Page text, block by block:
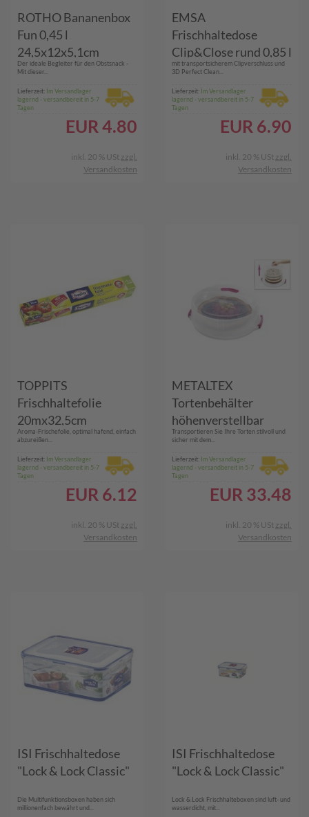
ROTHO Bananenbox
Fun 0,45 l
24,5x12x5,1cm
Der ideale Begleiter für den Obstsnack -
Mit dieser...
Lieferzeit: Im Versandlager
lagernd - versandbereit in 5-7
Tagen
EUR 4.80
inkl. 20 % USt zzgl.
Versandkosten
EMSA
Frischhaltedose
Clip&Close rund 0,85 l
mit transportsicherem Clipverschluss und
3D Perfect Clean...
Lieferzeit: Im Versandlager
lagernd - versandbereit in 5-7
Tagen
EUR 6.90
inkl. 20 % USt zzgl.
Versandkosten
TOPPITS
Frischhaltefolie
20mx32,5cm
Aroma-Frischefolie, optimal hafend, einfach
abzureißen...
Lieferzeit: Im Versandlager
lagernd - versandbereit in 5-7
Tagen
EUR 6.12
inkl. 20 % USt zzgl.
Versandkosten
METALTEX
Tortenbehälter
höhenverstellbar
Transportieren Sie Ihre Torten stilvoll und
sicher mit dem...
Lieferzeit: Im Versandlager
lagernd - versandbereit in 5-7
Tagen
EUR 33.48
inkl. 20 % USt zzgl.
Versandkosten
ISI Frischhaltedose
"Lock & Lock Classic"
Die Multifunktionsboxen haben sich
millionenfach bewährt und...
ISI Frischhaltedose
"Lock & Lock Classic"
Lock & Lock Frischhalteboxen sind luft- und
wasserdicht, mit...